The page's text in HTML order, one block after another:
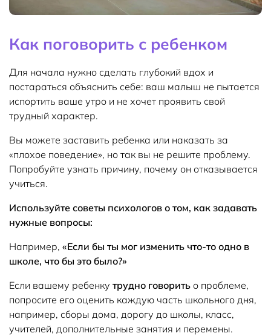
Как поговорить с ребенком
Для начала нужно сделать глубокий вдох и
постараться объяснить себе: ваш малыш не пытается
испортить ваше утро и не хочет проявить свой
трудный характер.
Вы можете заставить ребенка или наказать за
«плохое поведение», но так вы не решите проблему.
Попробуйте узнать причину, почему он отказывается
учиться.
Используйте советы психологов о том, как задавать
нужные вопросы:
Например, «Если бы ты мог изменить что-то одно в
школе, что бы это было?»
Если вашему ребенку трудно говорить о проблеме,
попросите его оценить каждую часть школьного дня,
например, сборы дома, дорогу до школы, класс,
учителей, дополнительные занятия и перемены.